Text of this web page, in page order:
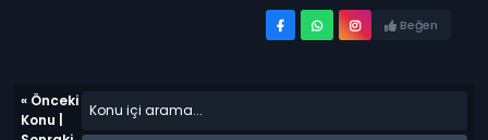
Beğen
« Önceki
Konu